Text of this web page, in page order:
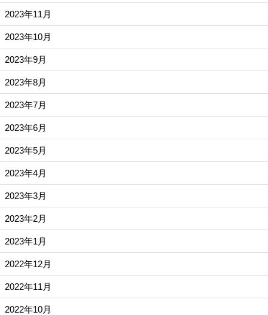
2023年11月
2023年10月
2023年9月
2023年8月
2023年7月
2023年6月
2023年5月
2023年4月
2023年3月
2023年2月
2023年1月
2022年12月
2022年11月
2022年10月